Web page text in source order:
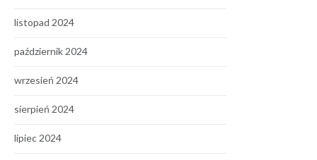
listopad 2024
październik 2024
wrzesień 2024
sierpień 2024
lipiec 2024